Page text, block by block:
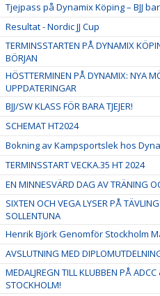
Tjejpass på Dynamix Köping – BJJ
Resultat - Nordic JJ Cup
TERMINSSTARTEN PÅ DYNAMIX
BÖRJAN
HÖSTTERMINEN PÅ DYNAMIX: NYA
UPPDATERINGAR
BJJ/SW KLASS FÖR BARA TJEJER!
SCHEMAT HT2024
Bokning av Kampsportslek hos
TERMINSSTART VECKA.35 HT 2024
EN MINNESVÄRD DAG AV TRÄNING
SIXTEN OCH VEGA LYSER PÅ
SOLLENTUNA
Henrik Björk Genomför Stockholm
AVSLUTNING MED
MEDALJREGN TILL KLUBBEN PÅ ADCC
STOCKHOLM!